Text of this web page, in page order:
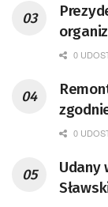
0
0
Udany